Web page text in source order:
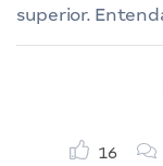
superior.
16